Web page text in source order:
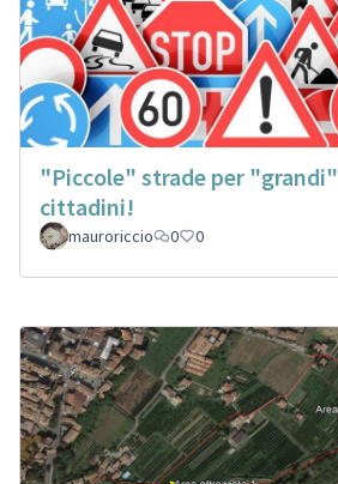
"Piccole" strade per "grandi"
cittadini!
mauroriccio 0 0